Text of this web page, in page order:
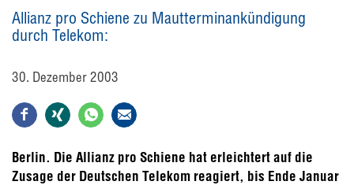
Allianz pro Schiene zu Mautterminankündigung
durch Telekom:
30. Dezember 2003
Berlin. Die Allianz pro Schiene hat erleichtert auf die
Zusage der Deutschen Telekom reagiert, bis Ende Januar